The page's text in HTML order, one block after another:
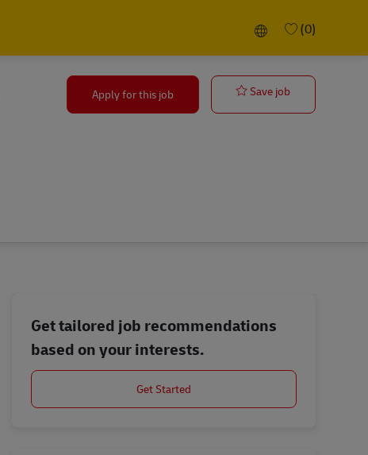
Language selected
(0)
Apply for this job Save job
Get tailored job recommendations
based on your interests.
Get Started